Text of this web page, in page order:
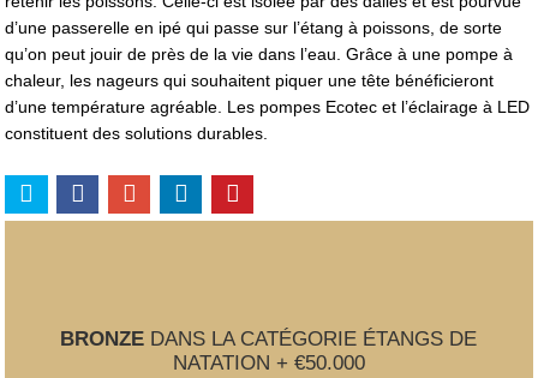
d’une passerelle en ipé qui passe sur l’étang à poissons, de sorte
qu’on peut jouir de près de la vie dans l’eau. Grâce à une pompe à
chaleur, les nageurs qui souhaitent piquer une tête bénéficieront
d’une température agréable. Les pompes Ecotec et l’éclairage à LED
constituent des solutions durables.
BRONZE DANS LA CATÉGORIE ÉTANGS DE
NATATION + €50.000